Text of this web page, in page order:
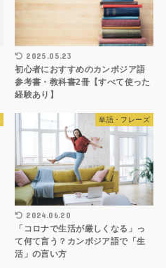
2025.05.23
初心者におすすめのカンボジア語
参考書・教科書2冊【すべて使った
経験あり】
単語・フレーズ
2024.06.20
「コロナで生活が厳しくなる」っ
て何て言う？カンボジア語で「生
活」の言い方